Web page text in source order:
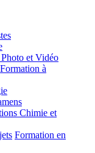
et Vidéo
Formation à
Chimie et
Formation en